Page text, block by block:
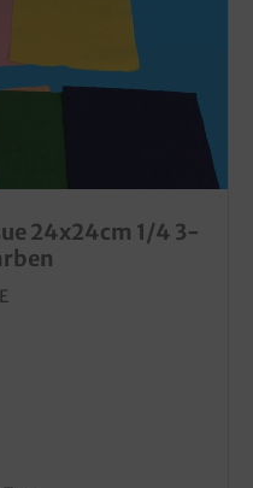
24x24cm 1/4 3-